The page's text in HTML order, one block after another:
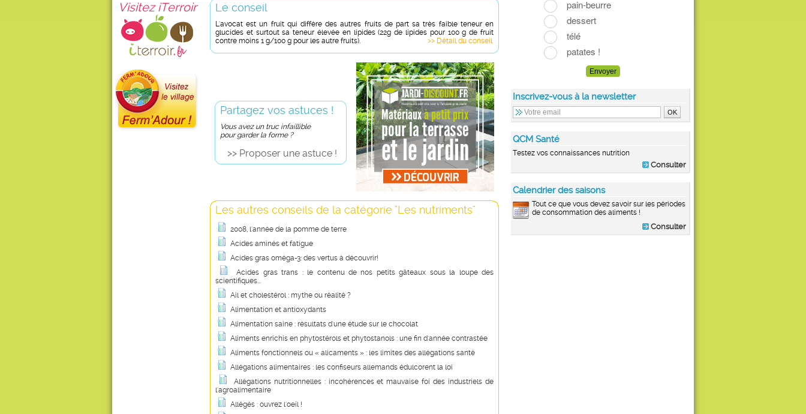
Visitez iTerroir
Inscrivez-vous à la newsletter
QCM Santé
Testez vos connaissances nutrition
Consulter
Calendrier des saisons
Tout ce que vous devez savoir sur les périodes
de consommation des aliments !
Consulter
Le conseil
L'avocat est un fruit qui diffère des autres fruits de part sa très faible teneur en
glucides et surtout sa teneur élevée en lipides (22g de lipides pour 100 g de fruit
contre moins 1 g/100 g pour les autre fruits).
>> Détail du conseil
Partagez vos astuces !
Vous avez un truc infaillible
pour garder la forme ?
>> Proposer une astuce !
Les autres conseils de la catégorie "Les nutriments"
2008, l'année de la pomme de terre
Acides aminés et fatigue
Acides gras oméga-3: des vertus à découvrir!
Acides gras trans : le contenu de nos petits gâteaux sous la loupe des
scientifiques...
Ail et cholestérol : mythe ou réalité ?
Alimentation et antioxydants
Alimentation saine : résultats d'une étude sur le chocolat
Aliments enrichis en phytostérols et phytostanols : une fin d'année contrastée
Aliments fonctionnels ou « alicaments » : les limites des allégations santé
Allégations alimentaires : les confiseurs allemands édulcorent la loi
Allégations nutritionnelles : incohérences et mauvaise foi des industriels de
l'agroalimentaire
Allégés : ouvrez l'oeil !